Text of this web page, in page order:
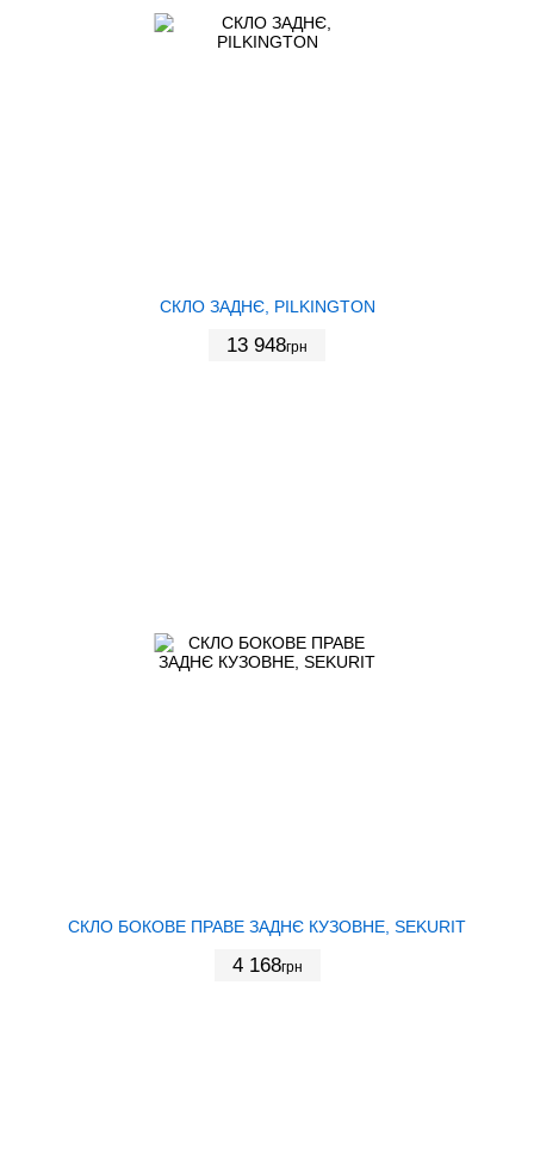
СКЛО ЗАДНЄ, PILKINGTON
13 948грн
СКЛО БОКОВЕ ПРАВЕ ЗАДНЄ КУЗОВНЕ, SEKURIT
4 168грн